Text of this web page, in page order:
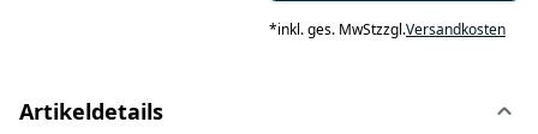
*inkl. ges. MwStzzgl.Versandkosten
Artikeldetails